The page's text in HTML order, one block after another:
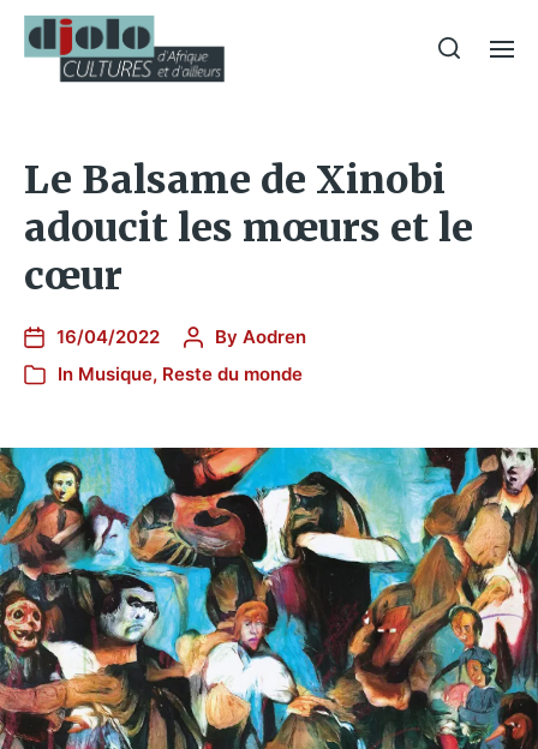
Le Balsame de Xinobi
adoucit les mœurs et le
cœur
16/04/2022 By Aodren
In Musique, Reste du monde